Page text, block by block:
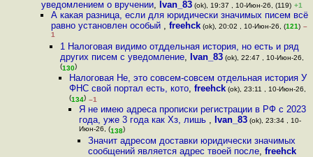
уведомлением о вручении, Ivan_83 (ok), 19:37 , 10-Июн-26, (119) +1
А какая разница, если для юридически значимых писем всё
равно установлен особый , freehck(ok), 20:02 , 10-Июн-26, (121) –
1
1 Налоговая видимо отддельная история, но есть и ряд
других писем с уведомление, Ivan_83(ok), 22:47 , 10-Июн-26,
(130)
Налоговая Не, это совсем-совсем отдельная история У
ФНС свой портал есть, кото,freehck (ok), 23:11 , 10-Июн-26,
(134) –1
Я не имею адреса прописки регистрации в РФ с 2023
года, уже 3 года как Хз, лишь , Ivan_83(ok), 23:34 , 10-
Июн-26, (138)
Значит адресом доставки юридически значимых
сообщений является адрес твоей после, freehck